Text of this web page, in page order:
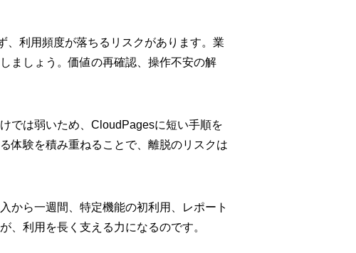
利用頻度が落ちるリスクがあります。業
ましょう。価値の再確認、操作不安の解
では弱いため、CloudPagesに短い手順を
体験を積み重ねることで、離脱のリスクは
から一週間、特定機能の初利用、レポート
、利用を長く支える力になるのです。